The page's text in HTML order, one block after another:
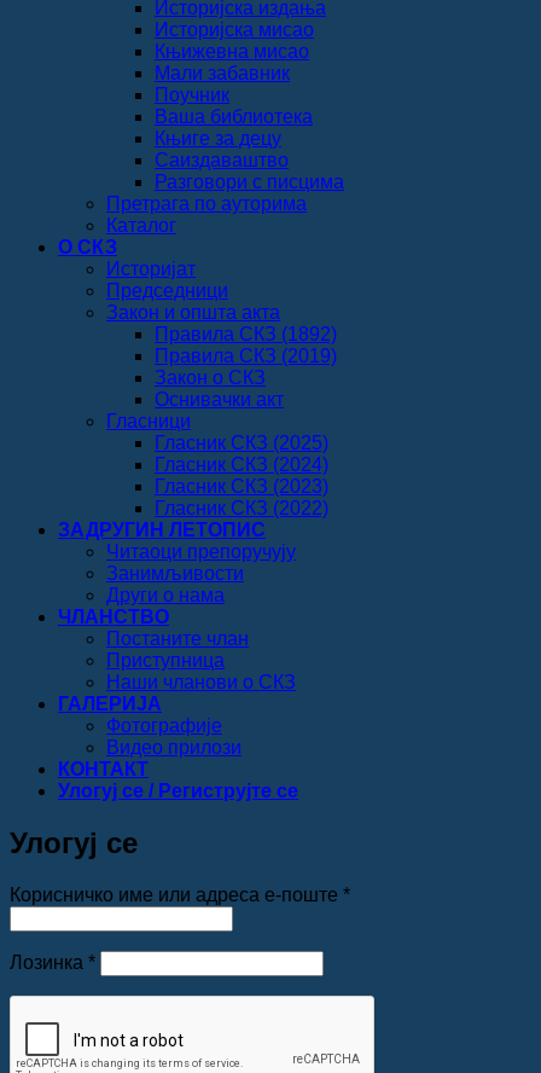
Историјска издања
Историјска мисао
Књижевна мисао
Мали забавник
Поучник
Ваша библиотека
Књиге за децу
Саиздаваштво
Разговори с писцима
Претрага по ауторима
Каталог
О СКЗ
Историјат
Председници
Закон и општа акта
Правила СКЗ (1892)
Правила СКЗ (2019)
Закон о СКЗ
Оснивачки акт
Гласници
Гласник СКЗ (2025)
Гласник СКЗ (2024)
Гласник СКЗ (2023)
Гласник СКЗ (2022)
ЗАДРУГИН ЛЕТОПИС
Читаоци препоручују
Занимљивости
Други о нама
ЧЛАНСТВО
Постаните члан
Приступница
Наши чланови о СКЗ
ГАЛЕРИЈА
Фотографије
Видео прилози
КОНТАКТ
Улогуј се / Региструјте се
Улогуј се
Корисничко име или адреса е-поште *Обавезно
Лозинка *Обавезно